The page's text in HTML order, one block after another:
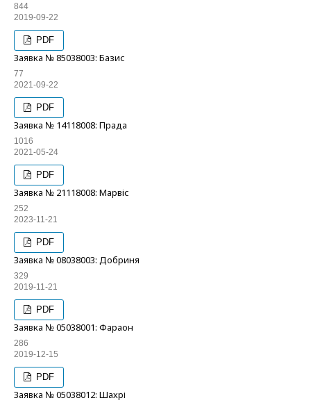
844
2019-09-22
PDF
Заявка № 85038003: Базис
77
2021-09-22
PDF
Заявка № 14118008: Прада
1016
2021-05-24
PDF
Заявка № 21118008: Марвіс
252
2023-11-21
PDF
Заявка № 08038003: Добриня
329
2019-11-21
PDF
Заявка № 05038001: Фараон
286
2019-12-15
PDF
Заявка № 05038012: Шахрі